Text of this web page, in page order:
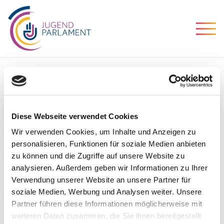
Diese Webseite verwendet Cookies
Wir verwenden Cookies, um Inhalte und Anzeigen zu
personalisieren, Funktionen für soziale Medien anbieten
zu können und die Zugriffe auf unsere Website zu
analysieren. Außerdem geben wir Informationen zu Ihrer
Verwendung unserer Website an unsere Partner für
soziale Medien, Werbung und Analysen weiter. Unsere
Partner führen diese Informationen möglicherweise mit
weiteren Daten zusammen, die Sie ihnen bereitgestellt
BEWIRB DICH
JETZT!
+++ Das Jugendparlament 2023 ist
abgeschlossen +++
Du bist zwischen 16 und 25 Jahre alt und
wohnst in der DG?
Du setzt dich gerne für andere ein oder hast